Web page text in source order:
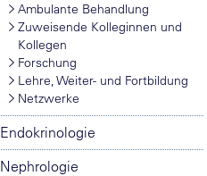
Ambulante Behandlung
Zuweisende Kolleginnen und
Kollegen
Forschung
Lehre, Weiter- und Fortbildung
Netzwerke
Endokrinologie
Nephrologie